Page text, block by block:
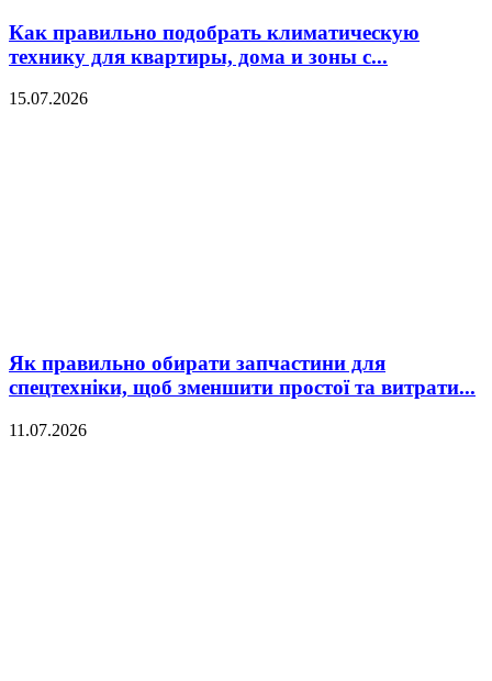
Как правильно подобрать климатическую
технику для квартиры, дома и зоны с...
15.07.2026
Як правильно обирати запчастини для
спецтехніки, щоб зменшити простої та витрати...
11.07.2026